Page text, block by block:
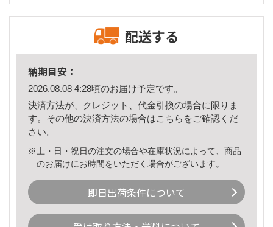
配送する
納期目安：
2026.08.08 4:28頃のお届け予定です。
決済方法が、クレジット、代金引換の場合に限りま
す。その他の決済方法の場合はこちら をご確認くだ
さい。
※土・日・祝日の注文の場合や在庫状況によって、商品
のお届けにお時間をいただく場合がございます。
即日出荷条件について